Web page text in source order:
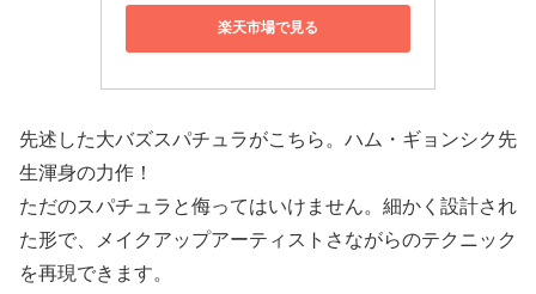
楽天市場で見る
先述した大バズスパチュラがこちら。ハム・ギョンシク先
生渾身の力作！
ただのスパチュラと侮ってはいけません。細かく設計され
た形で、メイクアップアーティストさながらのテクニック
を再現できます。